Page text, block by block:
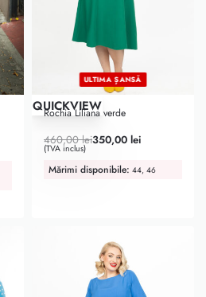
ULTIMA ȘANSĂ
-24% OFF
QUICKVIEW
Rochia Liliana verde
460,00lei350,00 lei
(TVA inclus)
Mărimi disponibile: 44, 46